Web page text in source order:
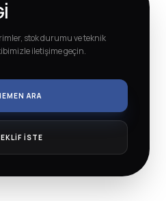
stok durumu ve teknik
iletişime geçin.
ARA
İSTE